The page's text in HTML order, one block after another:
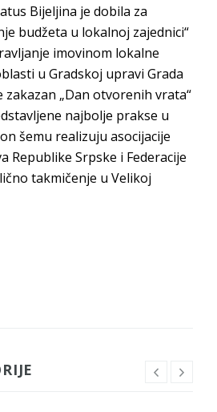
Bijeljina je dobila za
budžeta u lokalnoj zajednici“
imovinom lokalne
u Gradskoj upravi Grada
zakazan „Dan otvorenih vrata“
najbolje prakse u
šemu realizuju asocijacije
Republike Srpske i Federacije
takmičenje u Velikoj